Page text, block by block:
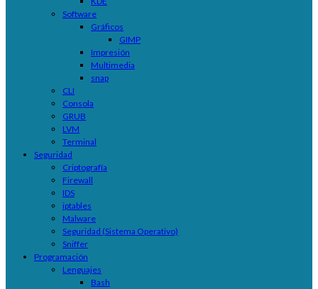
Software
Gráficos
GIMP
Impresión
Multimedia
snap
CLI
Consola
GRUB
LVM
Terminal
Seguridad
Criptografía
Firewall
IDS
iptables
Malware
Seguridad (Sistema Operativo)
Sniffer
Programación
Lenguajes
Bash